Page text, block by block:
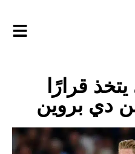
قرارًا
دي بروين